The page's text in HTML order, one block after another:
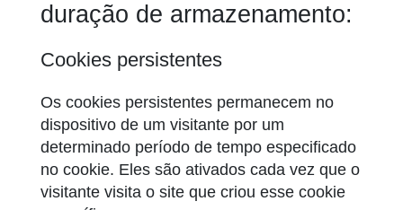
duração de armazenamento:
Cookies persistentes
Os cookies persistentes permanecem no
dispositivo de um visitante por um
determinado período de tempo especificado
no cookie. Eles são ativados cada vez que o
visitante visita o site que criou esse cookie